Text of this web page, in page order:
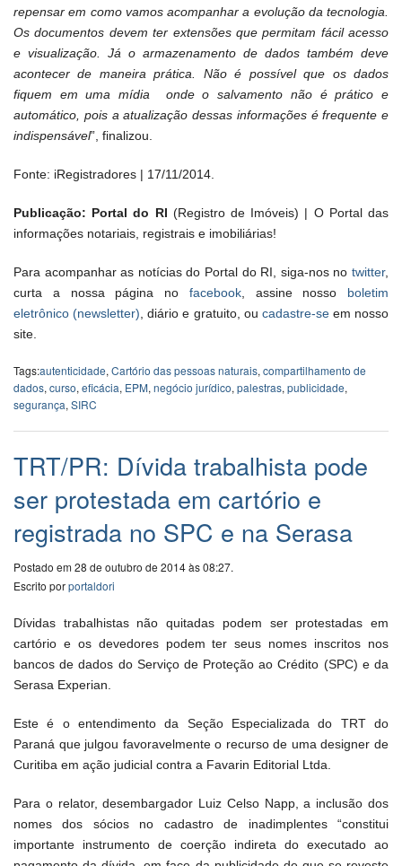
repensar em como vamos acompanhar a evolução da tecnologia.
Os documentos devem ter extensões que permitam fácil acesso
e visualização. Já o armazenamento de dados também deve
acontecer de maneira prática. Não é possível que os dados
fiquem em uma mídia onde o salvamento não é prático e
automático, pois a atualização dessas informações é frequente e
indispensável”, finalizou.
Fonte: iRegistradores | 17/11/2014.
Publicação: Portal do RI (Registro de Imóveis) | O Portal das
informações notariais, registrais e imobiliárias!
Para acompanhar as notícias do Portal do RI, siga-nos no twitter,
curta a nossa página no facebook, assine nosso boletim
eletrônico (newsletter) , diário e gratuito, ou cadastre-seem nosso
site.
Tags:autenticidade, Cartório das pessoas naturais, compartilhamento de
dados, curso, eficácia, EPM, negócio jurídico, palestras, publicidade,
segurança, SIRC
TRT/PR: Dívida trabalhista pode
ser protestada em cartório e
registrada no SPC e na Serasa
Postado em 28 de outubro de 2014 às 08:27.
Escrito porportaldori
Dívidas trabalhistas não quitadas podem ser protestadas em
cartório e os devedores podem ter seus nomes inscritos nos
bancos de dados do Serviço de Proteção ao Crédito (SPC) e da
Serasa Experian.
Este é o entendimento da Seção Especializada do TRT do
Paraná que julgou favoravelmente o recurso de uma designer de
Curitiba em ação judicial contra a Favarin Editorial Ltda.
Para o relator, desembargador Luiz Celso Napp, a inclusão dos
nomes dos sócios no cadastro de inadimplentes “constitui
importante instrumento de coerção indireta do executado ao